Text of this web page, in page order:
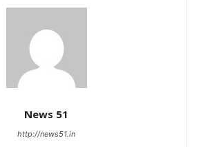
News 51
http://news51.in